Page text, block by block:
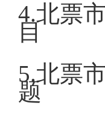
4.北票
目
5.北
题